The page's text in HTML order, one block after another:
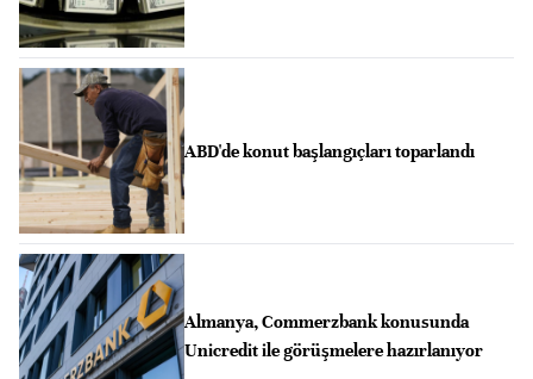
ABD'de konut başlangıçları toparlandı
Almanya, Commerzbank konusunda
Unicredit ile görüşmelere hazırlanıyor